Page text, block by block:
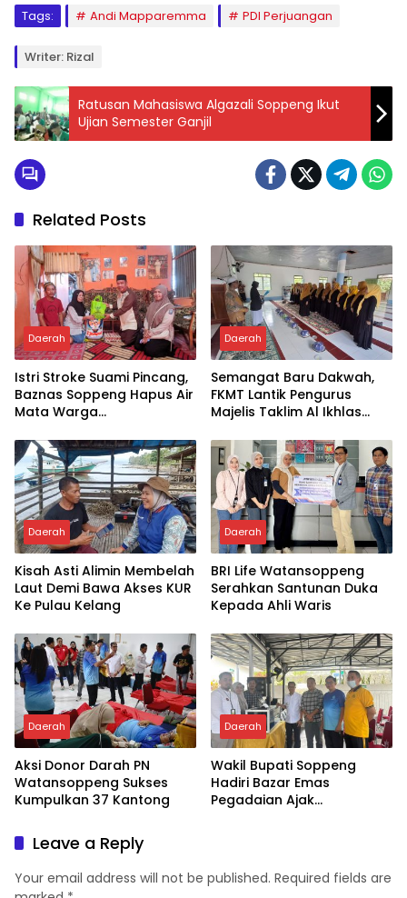
Tags: Andi Mapparemma PDI Perjuangan
Writer: Rizal
Ratusan Mahasiswa Algazali Soppeng Ikut
Ujian Semester Ganjil
Related Posts
Daerah
Istri Stroke Suami Pincang,
Baznas Soppeng Hapus Air
Mata Warga
Daerah
Semangat Baru Dakwah,
FKMT Lantik Pengurus
Majelis Taklim Al Ikhlas
Daerah
Kisah Asti Alimin Membelah
Laut Demi Bawa Akses KUR
Ke Pulau Kelang
Daerah
BRI Life Watansoppeng
Serahkan Santunan Duka
Kepada Ahli Waris
Daerah
Aksi Donor Darah PN
Watansoppeng Sukses
Kumpulkan 37 Kantong
Daerah
Wakil Bupati Soppeng
Hadiri Bazar Emas
Pegadaian Ajak
Leave a Reply
Your email address will not be published. Required fields are